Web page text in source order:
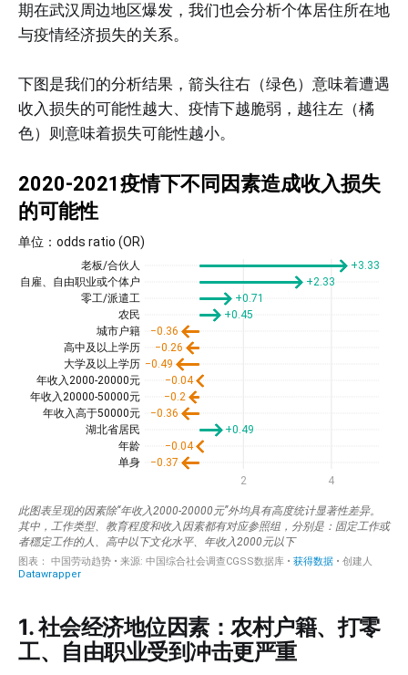
期在武汉周边地区爆发，我们也会分析个体居住所在地
与疫情经济损失的关系。
下图是我们的分析结果，箭头往右（绿色）意味着遭遇
收入损失的可能性越大、疫情下越脆弱，越往左（橘
色）则意味着损失可能性越小。
1. 社会经济地位因素：农村户籍、打零
工、自由职业受到冲击更严重